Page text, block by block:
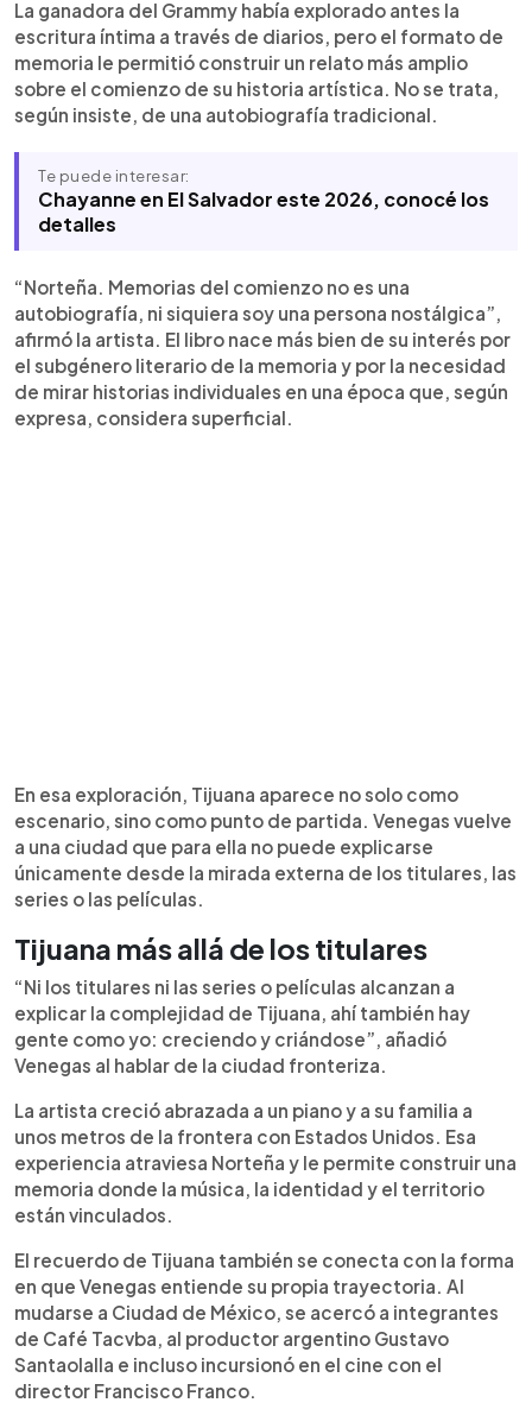
La ganadora del Grammy había explorado antes la
escritura íntima a través de diarios, pero el formato de
memoria le permitió construir un relato más amplio
sobre el comienzo de su historia artística. No se trata,
según insiste, de una autobiografía tradicional.
Te puede interesar:
Chayanne en El Salvador este 2026, conocé los
detalles
“Norteña. Memorias del comienzo no es una
autobiografía, ni siquiera soy una persona nostálgica”,
afirmó la artista. El libro nace más bien de su interés por
el subgénero literario de la memoria y por la necesidad
de mirar historias individuales en una época que, según
expresa, considera superficial.
En esa exploración, Tijuana aparece no solo como
escenario, sino como punto de partida. Venegas vuelve
a una ciudad que para ella no puede explicarse
únicamente desde la mirada externa de los titulares, las
series o las películas.
Tijuana más allá de los titulares
“Ni los titulares ni las series o películas alcanzan a
explicar la complejidad de Tijuana, ahí también hay
gente como yo: creciendo y criándose”, añadió
Venegas al hablar de la ciudad fronteriza.
La artista creció abrazada a un piano y a su familia a
unos metros de la frontera con Estados Unidos. Esa
experiencia atraviesa Norteña y le permite construir una
memoria donde la música, la identidad y el territorio
están vinculados.
El recuerdo de Tijuana también se conecta con la forma
en que Venegas entiende su propia trayectoria. Al
mudarse a Ciudad de México, se acercó a integrantes
de Café Tacvba, al productor argentino Gustavo
Santaolalla e incluso incursionó en el cine con el
director Francisco Franco.